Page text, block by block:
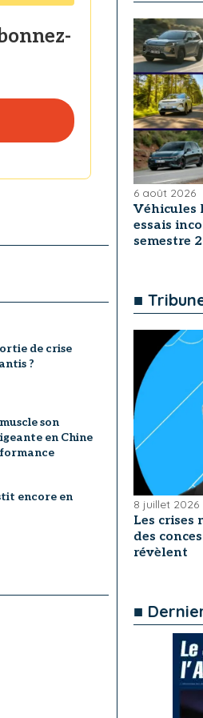
de crise
?
son
en Chine
encore en
6 août 2026
Véhicules
essais
semestre
■
8 juillet 2026
Les crises
des
révèlent
■